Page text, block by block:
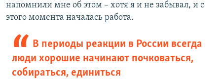
напомнили мне об этом – хотя я и не забывал, и с
этого момента началась работа.
В периоды реакции в России всегда
люди хорошие начинают почковаться,
собираться, единиться